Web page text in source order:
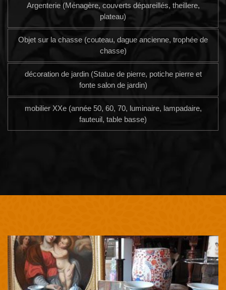
Argenterie (Ménagère, couverts dépareillés, theillere,
plateau)
Objet sur la chasse (couteau, dague ancienne, trophée de
chasse)
décoration de jardin (Statue de pierre, potiche pierre et
fonte salon de jardin)
mobilier XXe (année 50, 60, 70, luminaire, lampadaire,
fauteuil, table basse)